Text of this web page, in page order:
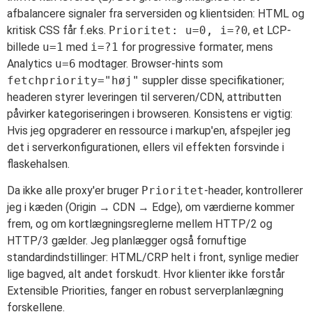
afbalancere signaler fra serversiden og klientsiden: HTML og
kritisk CSS får f.eks. Prioritet: u=0, i=?0, et LCP-
billede u=1 med i=?1 for progressive formater, mens
Analytics u=6 modtager. Browser-hints som
fetchpriority="høj" suppler disse specifikationer;
headeren styrer leveringen til serveren/CDN, attributten
påvirker kategoriseringen i browseren. Konsistens er vigtig:
Hvis jeg opgraderer en ressource i markup'en, afspejler jeg
det i serverkonfigurationen, ellers vil effekten forsvinde i
flaskehalsen.
Da ikke alle proxy'er bruger Prioritet-header, kontrollerer
jeg i kæden (Origin → CDN → Edge), om værdierne kommer
frem, og om kortlægningsreglerne mellem HTTP/2 og
HTTP/3 gælder. Jeg planlægger også fornuftige
standardindstillinger: HTML/CRP helt i front, synlige medier
lige bagved, alt andet forskudt. Hvor klienter ikke forstår
Extensible Priorities, fanger en robust serverplanlægning
forskellene.